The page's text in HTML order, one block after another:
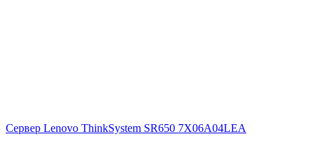
Сервер Lenovo ThinkSystem SR650 7X06A04LEA